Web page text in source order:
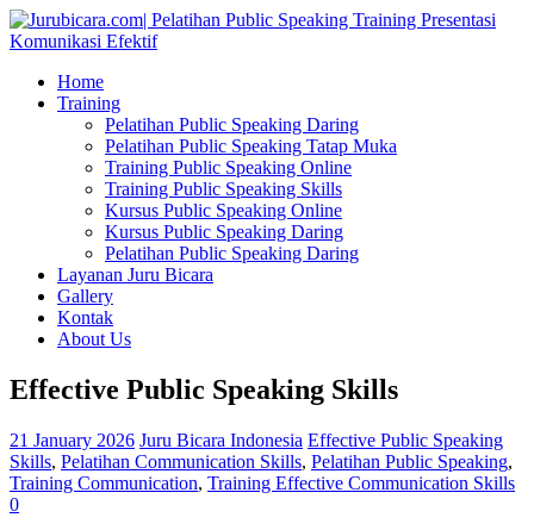
Home
Training
Pelatihan Public Speaking Daring
Pelatihan Public Speaking Tatap Muka
Training Public Speaking Online
Training Public Speaking Skills
Kursus Public Speaking Online
Kursus Public Speaking Daring
Pelatihan Public Speaking Daring
Layanan Juru Bicara
Gallery
Kontak
About Us
Effective Public Speaking Skills
21 January 2026 Juru Bicara Indonesia Effective Public Speaking
Skills, Pelatihan Communication Skills, Pelatihan Public Speaking,
Training Communication, Training Effective Communication Skills
0